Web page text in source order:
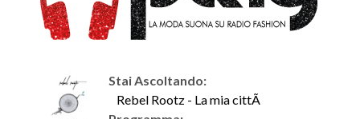
Stai Ascoltando:
Rebel Rootz - La mia cittÃ